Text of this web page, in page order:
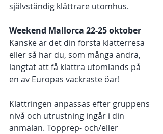
självständig klättrare utomhus.
Weekend Mallorca 22-25 oktober
Kanske är det din första klätterresa
eller så har du, som många andra,
längtat att få klättra utomlands på
en av Europas vackraste öar!
Klättringen anpassas efter gruppens
nivå och utrustning ingår i din
anmälan. Topprep- och/eller